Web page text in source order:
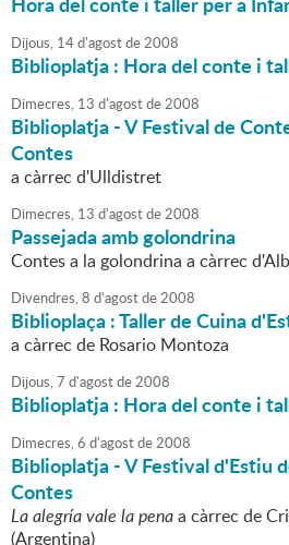
Dijous, 14d'agostde2008
Biblioplatja : Hora del conte i
Dimecres, 13 d'agostde2008
Biblioplatja - V Festival de
Contes
a càrrec d'Ulldistret
Dimecres, 13 d'agostde2008
Passejada amb golondrina
Contes a la golondrina a càrrec
Divendres,8 d'agostde2008
Biblioplaça : Taller de Cuina
a càrrec de Rosario Montoza
Dijous,7 d'agostde2008
Biblioplatja : Hora del conte i
Dimecres,6 d'agostde2008
Biblioplatja - V Festival d'Estiu
Contes
La alegría vale la penaa càrrec de
(Argentina)